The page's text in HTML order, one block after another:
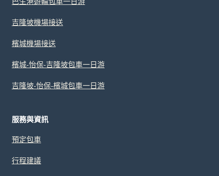
吉隆坡機場接送
檳城機場接送
檳城-怡保-吉隆坡包車一日游
吉隆坡-怡保-檳城包車一日游
服務與資訊
預定包車
行程建議